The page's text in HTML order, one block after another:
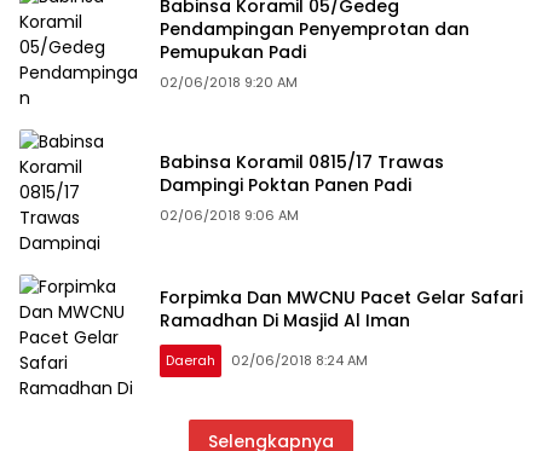
Babinsa Koramil 05/Gedeg
Pendampingan Penyemprotan dan
Pemupukan Padi
02/06/2018 9:20 AM
Babinsa Koramil 0815/17 Trawas
Dampingi Poktan Panen Padi
02/06/2018 9:06 AM
Forpimka Dan MWCNU Pacet Gelar Safari
Ramadhan Di Masjid Al Iman
Daerah 02/06/2018 8:24 AM
Selengkapnya